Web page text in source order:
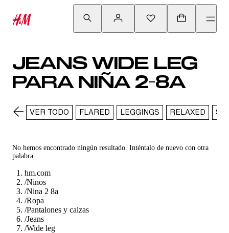
JEANS WIDE LEG
PARA NIÑA 2-8A
VER TODO FLARED LEGGINGS RELAXED
No hemos encontrado ningún resultado. Inténtalo de nuevo con otra
palabra.
hm.com
/Ninos
/Nina 2 8a
/Ropa
/Pantalones y calzas
/Jeans
/Wide leg